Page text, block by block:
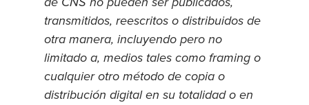
de CNS no pueden ser publicados,
transmitidos, reescritos o distribuidos de
otra manera, incluyendo pero no
limitado a, medios tales como framing o
cualquier otro método de copia o
distribución digital en su totalidad o en